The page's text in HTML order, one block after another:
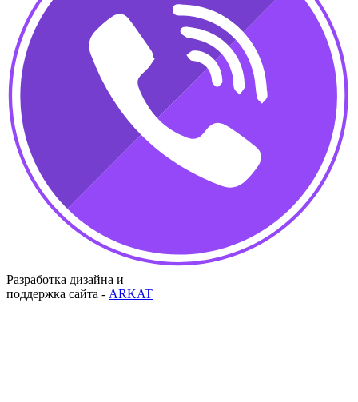
Разработка дизайна и
поддержка сайта - ARKAT